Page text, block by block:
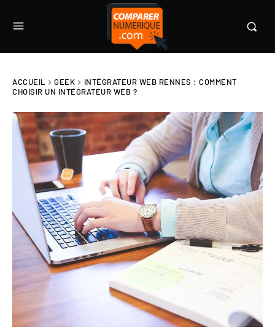
ACCUEIL GEEK
INTÉGRATEUR WEB RENNES : COMMENT
CHOISIR UN INTÉGRATEUR WEB ?